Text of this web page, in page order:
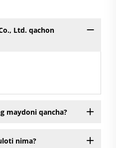
Ltd. qachon
maydoni qancha?
nima?